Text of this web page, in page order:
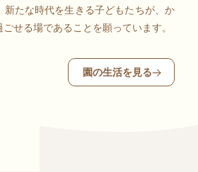
新たな時代を生きる子どもたちが、か
せる場であることを願っています。
園の生活を見る